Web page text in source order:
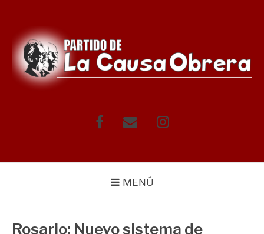
contenido
FacebookCorreo Instagram
MENÚ
Rosario: Nuevo sistema de